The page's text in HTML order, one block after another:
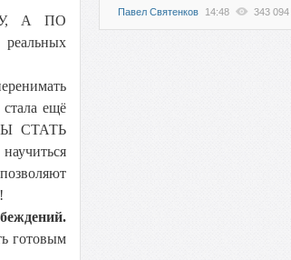
А ПО
ещё
СТАТЬ
готовым
Павел Святенков 14:48 343 094